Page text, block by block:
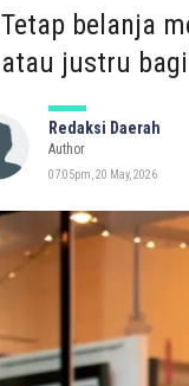
Tetap belanja
atau justru
Redaksi Daerah
Author
07:05pm, 20 May, 2026